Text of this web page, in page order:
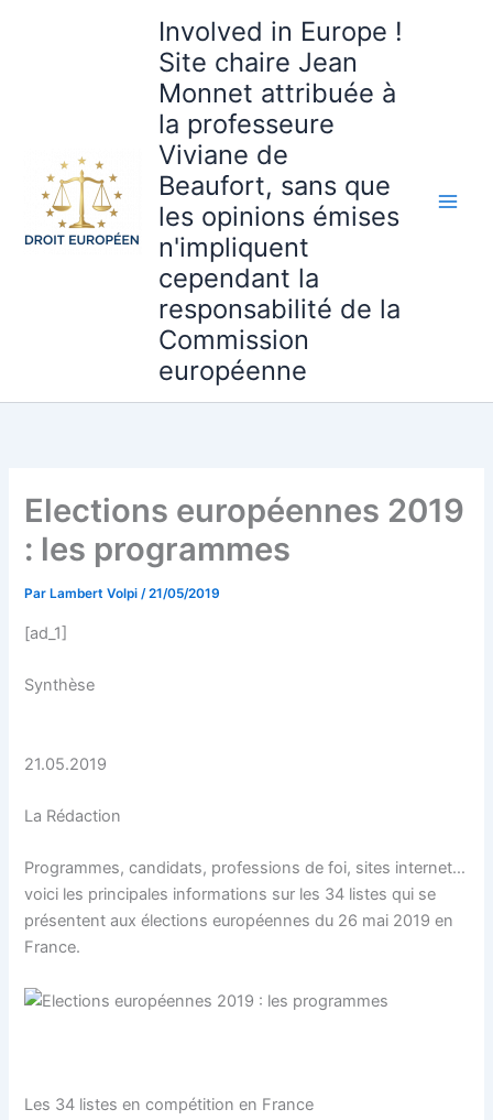
Involved in Europe !
Site chaire Jean
Monnet attribuée à
la professeure
Viviane de
Beaufort, sans que
les opinions émises
n'impliquent
cependant la
responsabilité de la
Commission
européenne
Elections européennes 2019
: les programmes
Par Lambert Volpi/21/05/2019
[ad_1]
Synthèse
21.05.2019
La Rédaction
Programmes, candidats, professions de foi, sites internet…
voici les principales informations sur les 34 listes qui se
présentent aux élections européennes du 26 mai 2019 en
France.
Les 34 listes en compétition en France